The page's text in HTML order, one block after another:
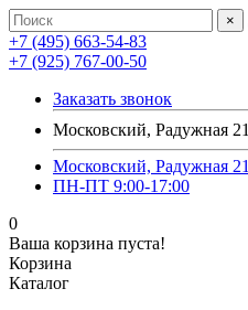
×
+7 (495) 663-54-83
+7 (925) 767-00-50
Заказать звонок
Московский, Радужная 21
Московский, Радужная 21
ПН-ПТ 9:00-17:00
0
Ваша корзина пуста!
Корзина
Каталог